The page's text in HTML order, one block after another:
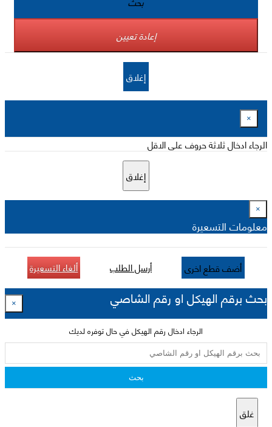
إعادة تعيين
إغلاق
×
الرجاء ادخال ثلاثة حروف على الاقل
إغلاق
×
معلومات التسعيرة
أضف قطع اخرى أرسل الطلب ألغاء التسعيرة
بحث برقم الهيكل او رقم الشاصي ×
الرجاء ادخال رقم الهيكل في حال توفره لديك
بحث
غلق